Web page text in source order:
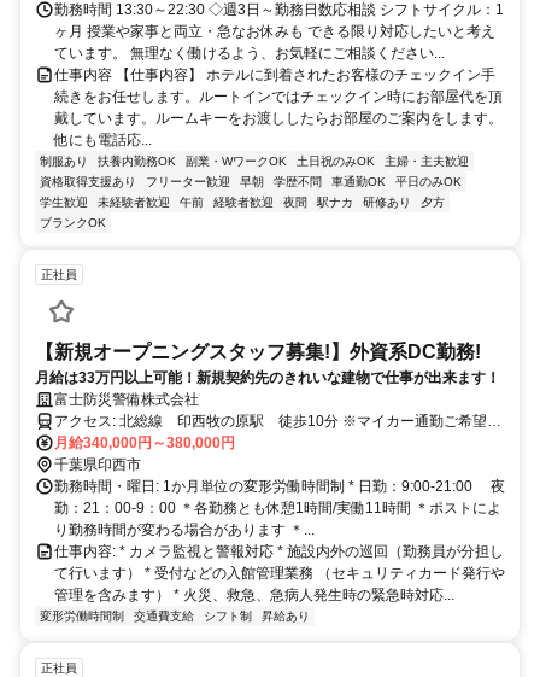
勤務時間 13:30～22:30 ◇週3日～勤務日数応相談 シフトサイクル：1
ヶ月 授業や家事と両立・急なお休みも できる限り対応したいと考え
ています。 無理なく働けるよう、お気軽にご相談ください...
仕事内容 【仕事内容】 ホテルに到着されたお客様のチェックイン手
続きをお任せします。ルートインではチェックイン時にお部屋代を頂
戴しています。ルームキーをお渡ししたらお部屋のご案内をします。
他にも電話応...
制服あり 扶養内勤務OK 副業・WワークOK 土日祝のみOK
主婦・主夫歓迎
資格取得支援あり
フリーター歓迎 早朝 学歴不問 車通勤OK
平日のみOK
学生歓迎
未経験者歓迎 午前 経験者歓迎 夜間 駅ナカ 研修あり
夕方
ブランクOK
正社員
【新規オープニングスタッフ募集!】外資系DC勤務!
月給は33万円以上可能！新規契約先のきれいな建物で仕事が出来ます！
富士防災警備株式会社
アクセス: 北総線 印西牧の原駅 徒歩10分 ※マイカー通勤ご希望の
方は応相談
月給340,000円～380,000円
千葉県印西市
勤務時間・曜日: 1か月単位の変形労働時間制 * 日勤：9:00-21:00 夜
勤：21：00-9：00 ＊各勤務とも休憩1時間/実働11時間 ＊ポストによ
り勤務時間が変わる場合があります ＊...
仕事内容: * カメラ監視と警報対応 * 施設内外の巡回（勤務員が分担し
て行います） * 受付などの入館管理業務 （セキュリティカード発行や
管理を含みます） * 火災、救急、急病人発生時の緊急時対応...
変形労働時間制 交通費支給 シフト制 昇給あり
正社員